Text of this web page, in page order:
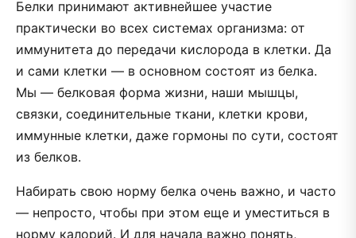
Белки принимают активнейшее участие
практически во всех системах организма: от
иммунитета до передачи кислорода в клетки. Да
и сами клетки — в основном состоят из белка.
Мы — белковая форма жизни, наши мышцы,
связки, соединительные ткани, клетки крови,
иммунные клетки, даже гормоны по сути, состоят
из белков.
Набирать свою норму белка очень важно, и часто
— непросто, чтобы при этом еще и уместиться в
норму калорий. И для начала важно понять,